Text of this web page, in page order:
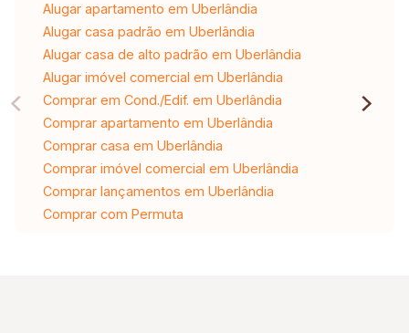
Alugar apartamento em Uberlândia
Alugar casa padrão em Uberlândia
Alugar casa de alto padrão em Uberlândia
Alugar imóvel comercial em Uberlândia
Comprar em Cond./Edif. em Uberlândia
Comprar apartamento em Uberlândia
Comprar casa em Uberlândia
Comprar imóvel comercial em Uberlândia
Comprar lançamentos em Uberlândia
Comprar com Permuta